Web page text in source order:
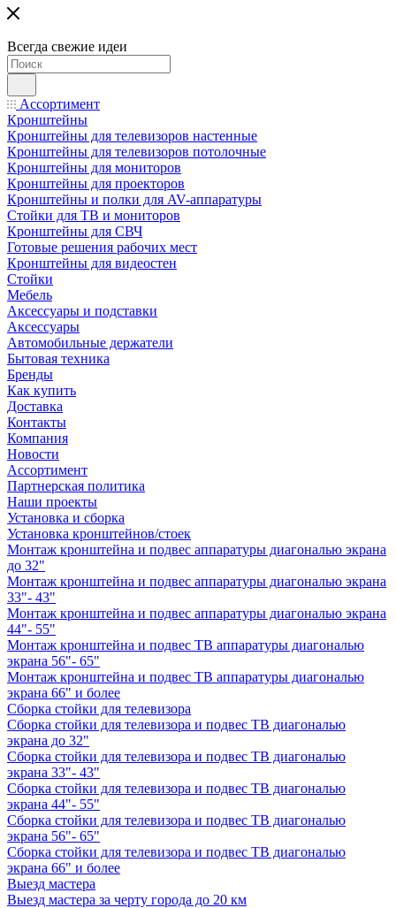
Всегда свежие идеи
Ассортимент
Кронштейны
Кронштейны для телевизоров настенные
Кронштейны для телевизоров потолочные
Кронштейны для мониторов
Кронштейны для проекторов
Кронштейны и полки для AV-аппаратуры
Стойки для ТВ и мониторов
Кронштейны для СВЧ
Готовые решения рабочих мест
Кронштейны для видеостен
Стойки
Мебель
Аксессуары и подставки
Аксессуары
Автомобильные держатели
Бытовая техника
Бренды
Как купить
Доставка
Контакты
Компания
Новости
Ассортимент
Партнерская политика
Наши проекты
Установка и сборка
Установка кронштейнов/стоек
Монтаж кронштейна и подвес аппаратуры диагональю экрана
до 32"
Монтаж кронштейна и подвес аппаратуры диагональю экрана
33"- 43"
Монтаж кронштейна и подвес аппаратуры диагональю экрана
44"- 55"
Монтаж кронштейна и подвес ТВ аппаратуры диагональю
экрана 56"- 65"
Монтаж кронштейна и подвес ТВ аппаратуры диагональю
экрана 66" и более
Сборка стойки для телевизора
Сборка стойки для телевизора и подвес ТВ диагональю
экрана до 32"
Сборка стойки для телевизора и подвес ТВ диагональю
экрана 33"- 43"
Сборка стойки для телевизора и подвес ТВ диагональю
экрана 44"- 55"
Сборка стойки для телевизора и подвес ТВ диагональю
экрана 56"- 65"
Сборка стойки для телевизора и подвес ТВ диагональю
экрана 66" и более
Выезд мастера
Выезд мастера за черту города до 20 км